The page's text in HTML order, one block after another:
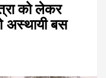
को लेकर
अस्थायी बस